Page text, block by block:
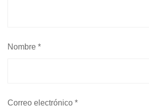
Nombre *
Correo electrónico *